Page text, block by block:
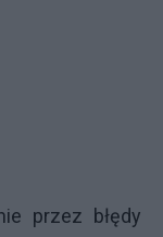
przez błędy